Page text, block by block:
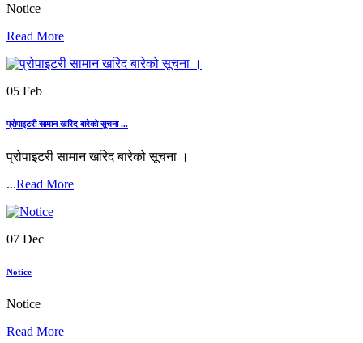
Notice
Read More
05 Feb
प्रोपाइटरी सामान खरिद बारेको सूचना ...
प्रोपाइटरी सामान खरिद बारेको सूचना ।
...Read More
07 Dec
Notice
Notice
Read More